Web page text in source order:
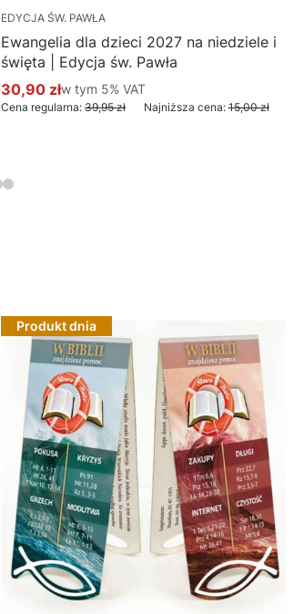
EDYCJA ŚW. PAWŁA
Ewangelia dla dzieci 2027 na niedziele i
święta | Edycja św. Pawła
Cena promocyjna brutto
30,90 złw tym %s VAT
w tym 5% VAT
Cena regularna: 39,95 zł Najniższa cena: 15,00 zł
Produkt dnia